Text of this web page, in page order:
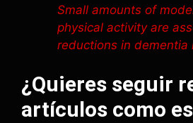
Small amounts of
physical activity are
reductions in dementia
¿Quieres seguir
artículos como